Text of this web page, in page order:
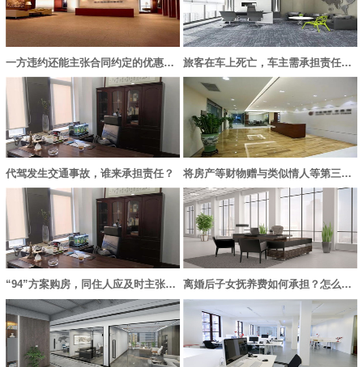
一方违约还能主张合同约定的优惠内容吗？ 旅客在车上死亡，车主需承担责任吗？
代驾发生交通事故，谁来承担责任？ 将房产等财物赠与类似情人等第三者的行为无效
“94”方案购房，同住人应及时主张产权份额，否则失去胜诉权 离婚后子女抚养费如何承担？怎么变更？